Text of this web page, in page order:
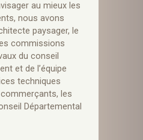
au mieux les
nous avons
paysager, le
commissions
du conseil
et de l’équipe
techniques
les
Départemental